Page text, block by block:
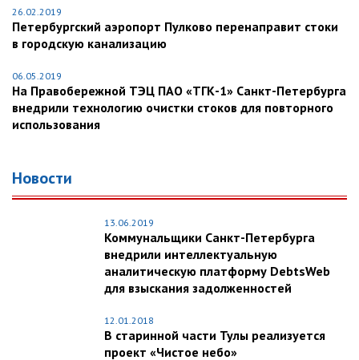
26.02.2019
Петербургский аэропорт Пулково перенаправит стоки
в городскую канализацию
06.05.2019
На Правобережной ТЭЦ ПАО «ТГК-1» Санкт-Петербурга
внедрили технологию очистки стоков для повторного
использования
Новости
13.06.2019
Коммунальщики Санкт-Петербурга
внедрили интеллектуальную
аналитическую платформу DebtsWeb
для взыскания задолженностей
12.01.2018
В старинной части Тулы реализуется
проект «Чистое небо»